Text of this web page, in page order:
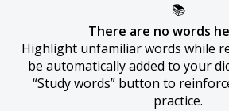
📚
There are no words
Highlight unfamiliar words while
be automatically added to your
“Study words” button to
practice.